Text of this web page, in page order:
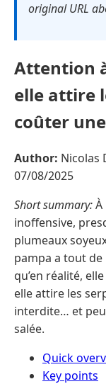
original URL
Attention
elle attire
coûter
Author: Nicolas
07/08/2025
Short summary:À
inoffensive,
plumeaux
pampa a tout
qu’en réalité,
elle attire les
interdite… et
salée.
Quick
Key points